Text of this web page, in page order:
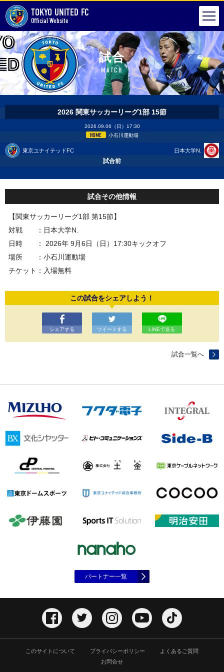
TOKYO UNITED FC
Official Website
HOME 試合 試合詳細
試合
MATCH
2026 関東サッカーリーグ1部 15節
2026.09.06（日）17:30
HOME 小石川運動場
東京ユナイテッドFC
試合前
日本大学N.
試合その他情報
【関東サッカーリーグ1部 第15節】
対戦 ：日本大学N.
日時 ： 2026年 9月6日（日）17:30キックオフ
場所 ：小石川運動場
チケット：入場無料
この試合をシェアしよう！
シェアする ツイートする LINEで送る
試合一覧へ
パートナー一覧
このサイトについて プライバシーポリシー
よくあるご質問
お問合せ